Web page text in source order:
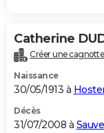
Catherine
Créer une
Naissance
30/05/1913 à
Décès
31/07/2008 à